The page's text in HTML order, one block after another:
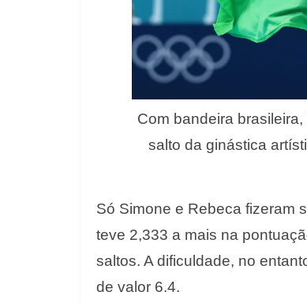
Com bandeira
salto da ginástica
Só Simone e Rebeca fizeram
teve 2,333 a mais na
saltos. A dificuldade, no
de valor 6.4.